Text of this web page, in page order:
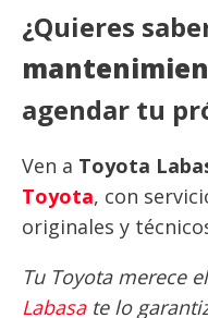
¿Quieres
agendar tu
Ven a Toyota
Toyota, con
originales y
Tu Toyota merece
Labasate lo